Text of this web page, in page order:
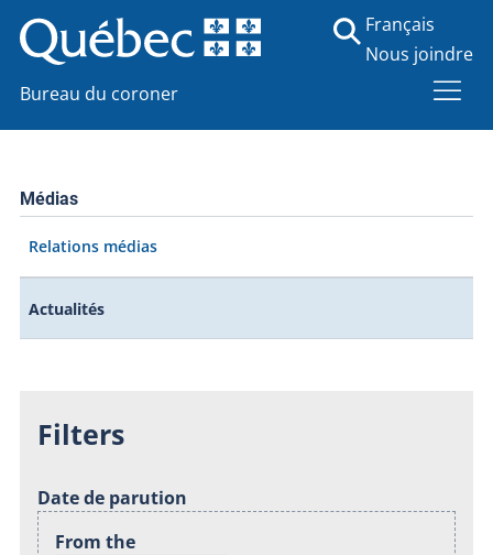
Bureau du coroner
Français
Nous joindre
Médias
Relations médias
Actualités
Filters
Date de parution
From the